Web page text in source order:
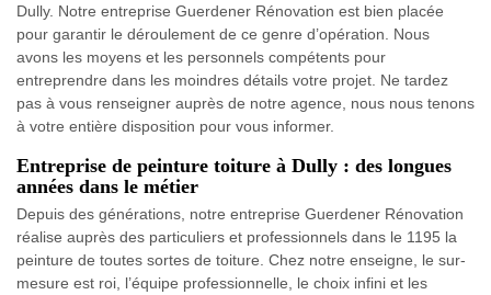
Dully. Notre entreprise Guerdener Rénovation est bien placée
pour garantir le déroulement de ce genre d’opération. Nous
avons les moyens et les personnels compétents pour
entreprendre dans les moindres détails votre projet. Ne tardez
pas à vous renseigner auprès de notre agence, nous nous tenons
à votre entière disposition pour vous informer.
Entreprise de peinture toiture à Dully : des longues
années dans le métier
Depuis des générations, notre entreprise Guerdener Rénovation
réalise auprès des particuliers et professionnels dans le 1195 la
peinture de toutes sortes de toiture. Chez notre enseigne, le sur-
mesure est roi, l’équipe professionnelle, le choix infini et les